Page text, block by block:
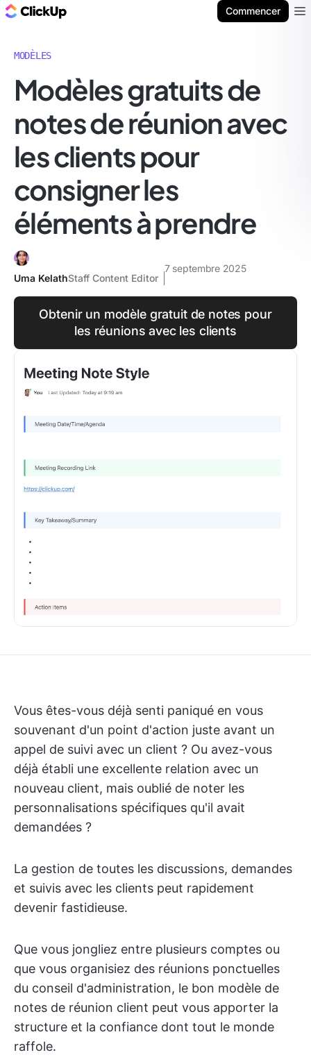
Commencer
MODÈLES
Modèles gratuits de
notes de réunion avec
les clients pour
consigner les
éléments à prendre
Uma KelathStaff Content Editor
7 septembre 2025
Obtenir un modèle gratuit de notes pour
les réunions avec les clients
Vous êtes-vous déjà senti paniqué en vous
souvenant d'un point d'action juste avant un
appel de suivi avec un client ? Ou avez-vous
déjà établi une excellente relation avec un
nouveau client, mais oublié de noter les
personnalisations spécifiques qu'il avait
demandées ?
La gestion de toutes les discussions, demandes
et suivis avec les clients peut rapidement
devenir fastidieuse.
Que vous jongliez entre plusieurs comptes ou
que vous organisiez des réunions ponctuelles
du conseil d'administration, le bon modèle de
notes de réunion client peut vous apporter la
structure et la confiance dont tout le monde
raffole.